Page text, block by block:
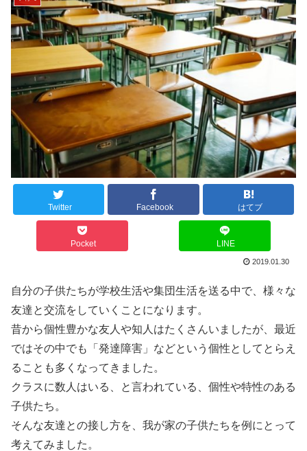
Twitter Facebook はてブ
Pocket LINE
2019.01.30
自分の子供たちが学校生活や集団生活を送る中で、様々な
友達と交流をしていくことになります。
昔から個性豊かな友人や知人はたくさんいましたが、最近
ではその中でも「発達障害」などという個性としてとらえ
ることも多くなってきました。
クラスに数人はいる、と言われている、個性や特性のある
子供たち。
そんな友達との接し方を、我が家の子供たちを例にとって
考えてみました。